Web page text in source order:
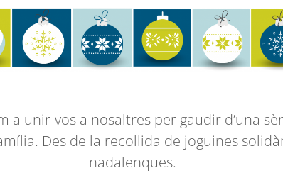
a unir-vos a nosaltres per gaudir d’una
Des de la recollida de joguines
nadalenques.